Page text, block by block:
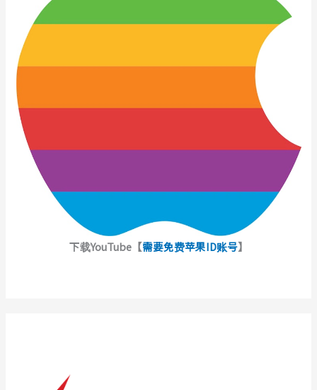
下载YouTube【需要免费苹果ID账号】